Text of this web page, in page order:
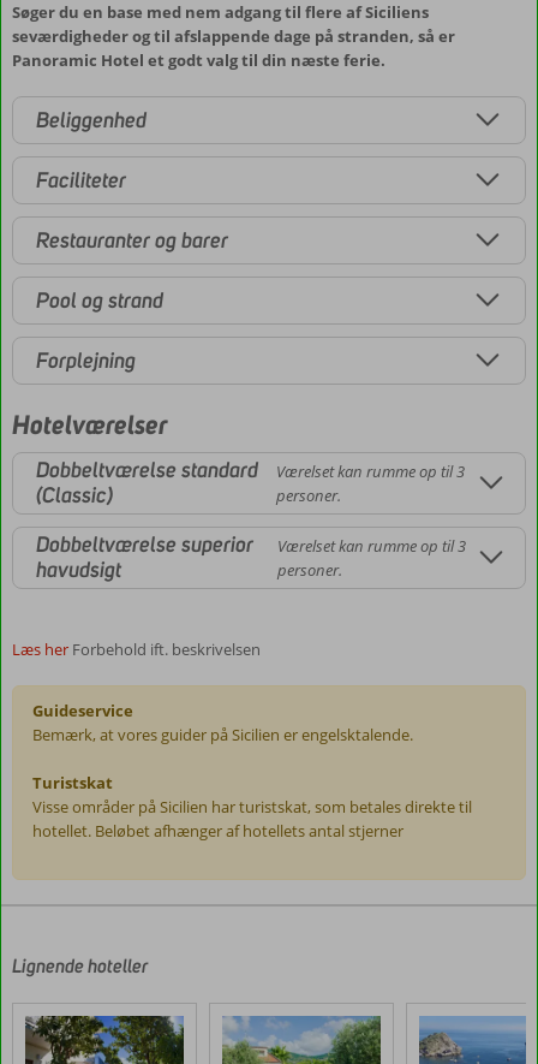
Søger du en base med nem adgang til flere af Siciliens
seværdigheder og til afslappende dage på stranden, så er
Panoramic Hotel et godt valg til din næste ferie.
Beliggenhed
Faciliteter
Restauranter og barer
Pool og strand
Forplejning
Hotelværelser
Dobbeltværelse standard
(Classic)
Værelset kan rumme op til 3
personer.
Dobbeltværelse superior
havudsigt
Værelset kan rumme op til 3
personer.
Læs her Forbehold ift. beskrivelsen
Guideservice
Bemærk, at vores guider på Sicilien er engelsktalende.
Turistskat
Visse områder på Sicilien har turistskat, som betales direkte til
hotellet. Beløbet afhænger af hotellets antal stjerner
af
kunder
efter
Lignende hoteller